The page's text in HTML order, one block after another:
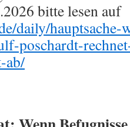
bitte lesen auf
daily/
poschardt-
ab/